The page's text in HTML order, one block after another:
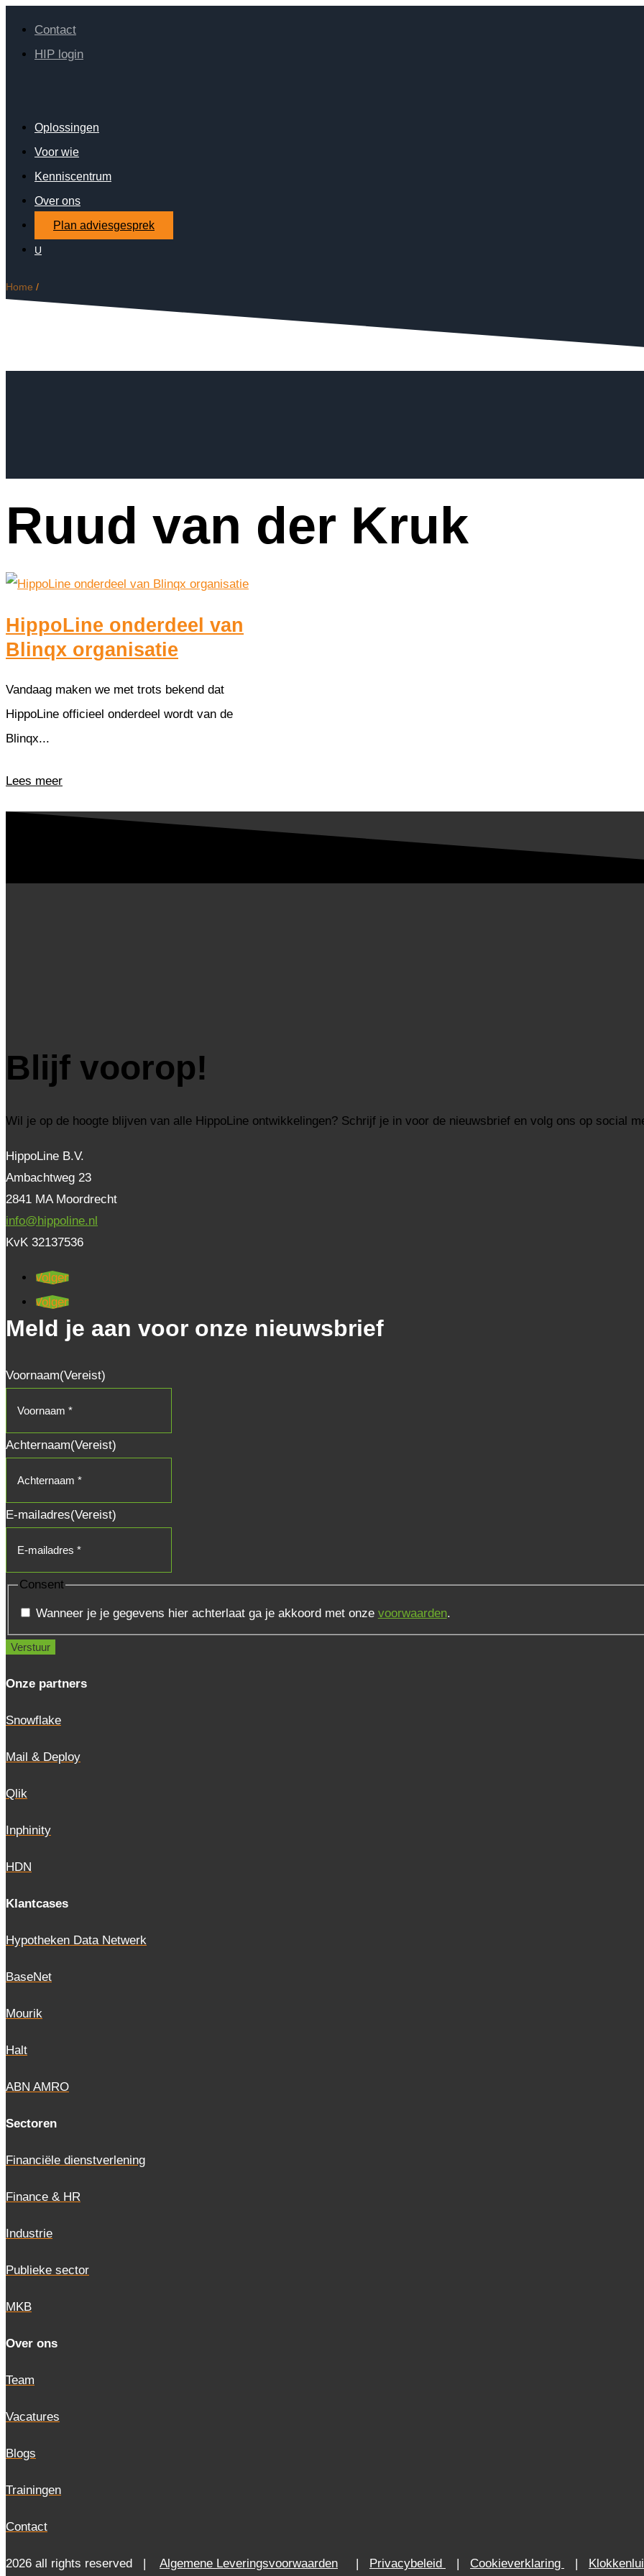
Contact
HIP login
Oplossingen
Voor wie
Kenniscentrum
Over ons
Plan adviesgesprek
U
Home /
Ruud van der Kruk
HippoLine onderdeel van
Blinqx organisatie
Vandaag maken we met trots bekend dat
HippoLine officieel onderdeel wordt van de
Blinqx...
Lees meer
Blijf voorop!
Wil je op de hoogte blijven van alle HippoLine ontwikkelingen? Schrijf je in voor de nieuwsbrief en volg ons op social
HippoLine B.V.
Ambachtweg 23
2841 MA Moordrecht
info@hippoline.nl
KvK 32137536
Volgen
Volgen
Meld je aan voor onze nieuwsbrief
Voornaam(Vereist)
Achternaam(Vereist)
E-mailadres(Vereist)
Consent
Wanneer je je gegevens hier achterlaat ga je akkoord met onze voorwaarden.
Onze partners
Snowflake
Mail & Deploy
Qlik
Inphinity
HDN
Klantcases
Hypotheken Data Netwerk
BaseNet
Mourik
Halt
ABN AMRO
Sectoren
Financiële dienstverlening
Finance & HR
Industrie
Publieke sector
MKB
Over ons
Team
Vacatures
Blogs
Trainingen
Contact
2026 all rights reserved | Algemene Leveringsvoorwaarden | Privacybeleid | Cookieverklaring |